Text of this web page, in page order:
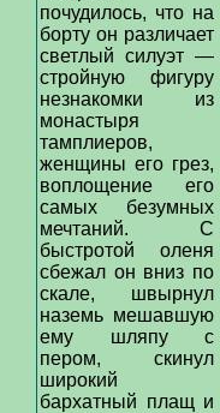
почудилось, что на
борту он различает
светлый силуэт —
стройную фигуру
незнакомки из
монастыря
тамплиеров,
женщины его грез,
воплощение его
самых безумных
мечтаний. С
быстротой оленя
сбежал он вниз по
скале, швырнул
наземь мешавшую
ему шляпу с
пером, скинул
широкий
бархатный плащ и